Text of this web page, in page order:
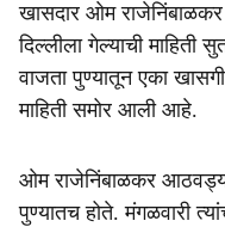
खासदार ओम
दिल्लीला गेल्याची माहिती
वाजता पुण्यातून एका खासगी
माहिती समोर आली आहे.
ओम राजेनिंबाळकर
पुण्यातच होते. मंगळवारी